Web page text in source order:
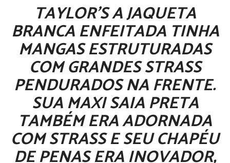
TAYLOR’SA JAQUETA
BRANCA ENFEITADA TINHA
MANGAS ESTRUTURADAS
COM GRANDES STRASS
PENDURADOS NA FRENTE.
SUA MAXI SAIA PRETA
TAMBÉM ERA ADORNADA
COM STRASS E SEU CHAPÉU
DE PENAS ERA INOVADOR,